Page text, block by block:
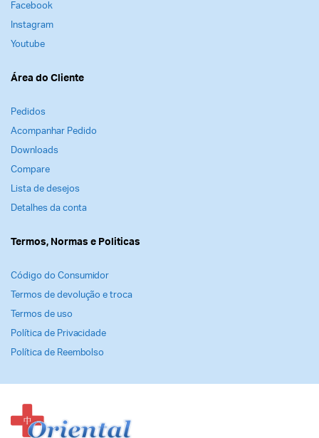
Facebook
Instagram
Youtube
Área do Cliente
Pedidos
Acompanhar Pedido
Downloads
Compare
Lista de desejos
Detalhes da conta
Termos, Normas e Politicas
Código do Consumidor
Termos de devolução e troca
Termos de uso
Política de Privacidade
Política de Reembolso